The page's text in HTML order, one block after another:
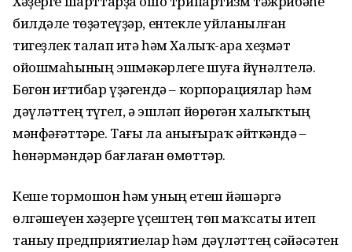
билдәле төҙәтеүҙәр, ентекле уйланылған
тигеҙлек талап итә һәм Ха­лыҡ-ара хеҙмәт
ойошмаһының эшмә­кәрлеге шуға йүнәлтелә.
Бөгөн иғтибар үҙәгендә – корпорациялар һәм
дәүләттең түгел, ә эшләп йөрөгән халыҡтың
мән­фәғәттәре. Тағы ла анығыраҡ әйткәндә –
һөнәрмәндәр бағлаған өмөттәр.
Кеше тормошон һәм уның етеш йә­шәргә
өлгәшеүен хәҙерге үҫештең төп маҡсаты итеп
таныу предприятиелар һәм дәүләттең сәйәсәтен